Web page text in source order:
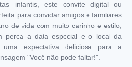
infantis, este convite digital ou
para convidar amigos e familiares
de vida com muito carinho e estilo,
perca a data especial e o local da
uma expectativa deliciosa para a
"Você não pode faltar!".